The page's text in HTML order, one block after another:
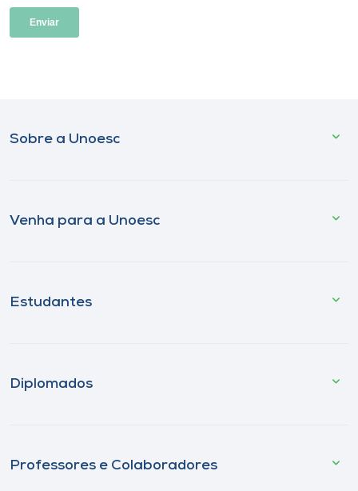
Sobre a Unoesc
Venha para a Unoesc
Estudantes
Diplomados
Professores e Colaboradores